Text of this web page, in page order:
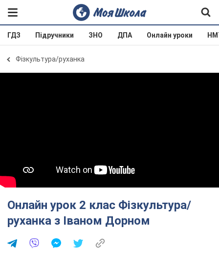
ГДЗ Підручники ЗНО ДПА Онлайн уроки
Фізкультура/руханка
Онлайн урок 2 клас Фізкультура/
руханка з Іваном Дорном